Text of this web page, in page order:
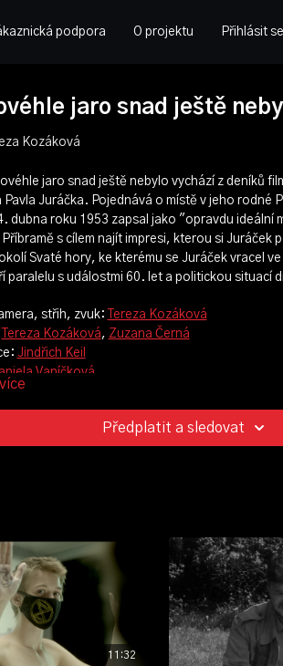
podpora O projektu Přihlásit se
jaro snad ještě
Kozáková
jaro snad ještě nebylo vychází z deníků
Pavla Juráčka. Pojednává o místě v jeho rodné
dubna roku 1953 zapsal jako "opravdu ideální
s cílem najít impresi, kterou si Juráček
Svaté hory, ke kterému se Juráček vracel
paralelu s událostmi 60. let a politickou situací
střih, zvuk:
Tereza Kozáková
Tereza Kozáková, Zuzana Černá
Jindřich Keil
Vaníčková
2018
Předplatit a sledovat
11:32